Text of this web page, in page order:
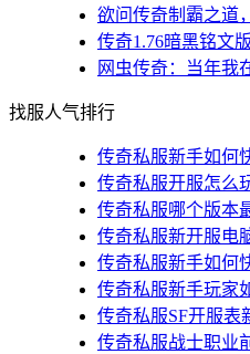
欲问传奇制霸之道
传奇1.76暗黑铭文
网虫传奇：当年我
找服人气排行
传奇私服新手如何
传奇私服开服怎么
传奇私服哪个版本
传奇私服新开服电
传奇私服新手如何
传奇私服新手玩家
传奇私服SF开服表
传奇私服战士职业